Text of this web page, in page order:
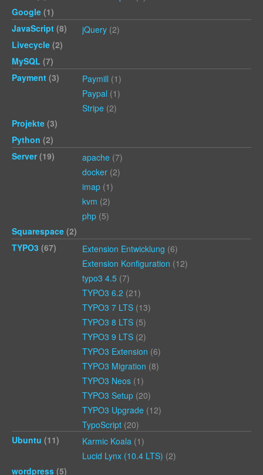
Google (1)
JavaScript (8) jQuery (2)
Livecycle (2)
MySQL (7)
Payment (3) Paymill (1)
Paypal (1)
Stripe (2)
Projekte (3)
Python (2)
Server(19) apache (7)
docker (2)
imap (1)
kvm (2)
php (5)
Squarespace (2)
TYPO3 (67) Extension Entwicklung (6)
Extension Konfiguration (12)
typo3 4.5 (7)
TYPO3 6.2 (21)
TYPO3 7 LTS (13)
TYPO3 8 LTS (5)
TYPO3 9 LTS (2)
TYPO3 Extension (6)
TYPO3 Migration (8)
TYPO3 Neos (1)
TYPO3 Setup (20)
TYPO3 Upgrade (12)
TypoScript (20)
Ubuntu (11) Karmic Koala (1)
Lucid Lynx (10.4 LTS) (2)
wordpress (5)